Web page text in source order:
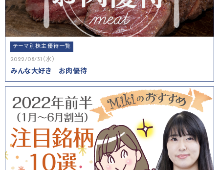
テーマ別株主優待一覧
2022/08/31（水）
みんな大好き お肉優待